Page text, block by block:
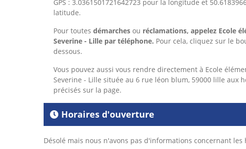
GPS : 3.0361501721642723 pour la longitude et
latitude.
Pour toutes démarches ou réclamations, appelez Ecole
Severine - Lille par téléphone. Pour cela, cliquez sur le
dessous.
Vous pouvez aussi vous rendre directement à Ecole
Severine - Lille située au 6 rue léon blum, 59000 lille aux
précisés sur la page.
Horaires d'ouverture
Désolé mais nous n'avons pas d'informations concernant